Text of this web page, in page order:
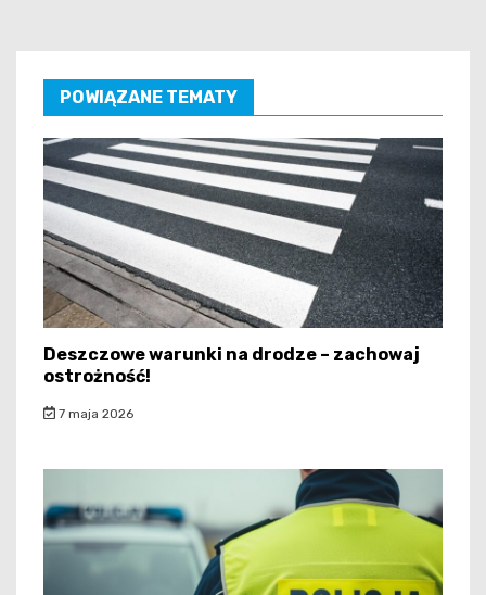
POWIĄZANE TEMATY
Deszczowe warunki na drodze – zachowaj
ostrożność!
7 maja 2026